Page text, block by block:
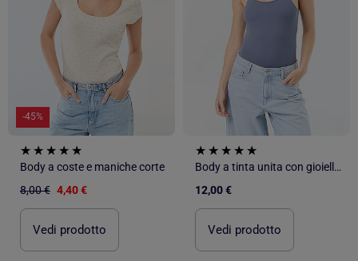
-45%
Body a coste e maniche corte
8,00 € 4,40 €
Vedi prodotto
Body a tinta unita con gioielli fantasia sulle spalline
12,00 €
Vedi prodotto